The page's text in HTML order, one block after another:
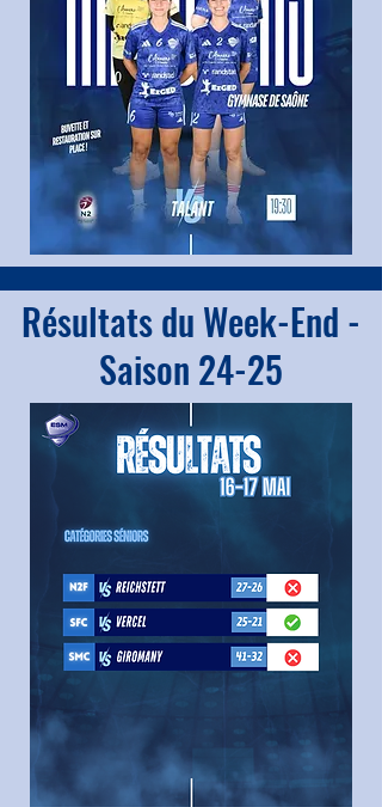
Résultats du Week-End -
Saison 24-25